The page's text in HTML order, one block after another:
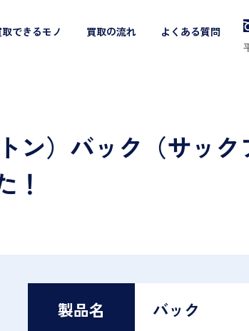
取できるモノ 買取の流れ よくある質問
ン）バック（サック
！
製品名 バック